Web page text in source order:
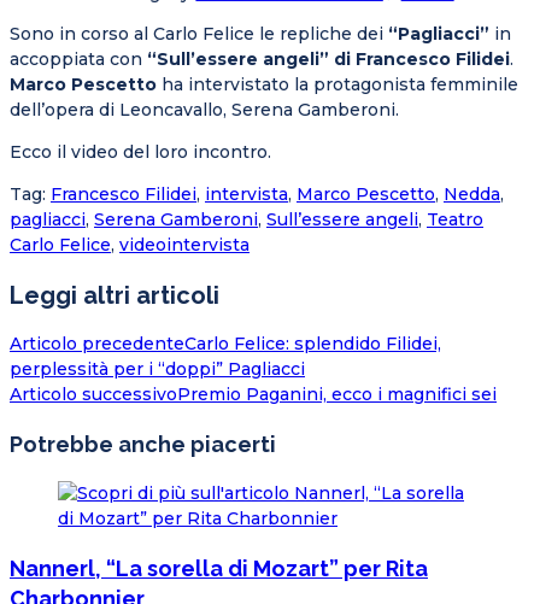
Sono in corso al Carlo Felice le repliche dei “Pagliacci” in
accoppiata con “Sull’essere angeli” di Francesco Filidei.
Marco Pescetto ha intervistato la protagonista femminile
dell’opera di Leoncavallo, Serena Gamberoni.
Ecco il video del loro incontro.
Tag: Francesco Filidei, intervista, Marco Pescetto, Nedda,
pagliacci, Serena Gamberoni, Sull’essere angeli, Teatro
Carlo Felice, videointervista
Leggi altri articoli
Articolo precedenteCarlo Felice: splendido Filidei,
perplessità per i “doppi” Pagliacci
Articolo successivoPremio Paganini, ecco i magnifici sei
Potrebbe anche piacerti
Nannerl, “La sorella di Mozart” per Rita
Charbonnier